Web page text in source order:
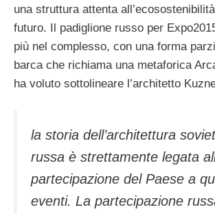
una struttura attenta
futuro. Il padiglione russo per
più nel complesso, con una forma
barca che richiama una metaforica
ha voluto sottolineare l’architetto
la storia dell’architettura
russa è strettamente legata
partecipazione del Paese a
eventi. La partecipazione